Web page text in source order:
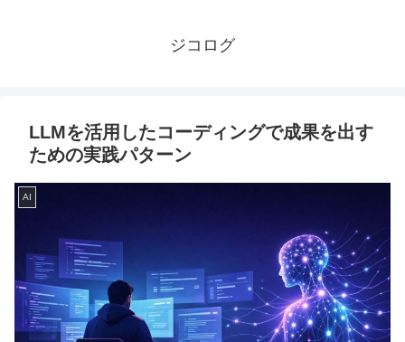
ジコログ
LLMを活用したコーディングで成果を出す
ための実践パターン
AI